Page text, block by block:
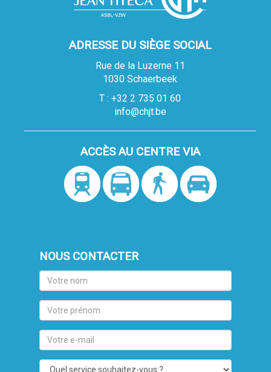
ADRESSE DU SIÈGE SOCIAL
Rue de la Luzerne 11
1030 Schaerbeek
T : +32 2 735 01 60
info@chjt.be
ACCÈS AU CENTRE VIA
NOUS CONTACTER
Votre
nom
Votre
prénom
Votre
e-
mail
Quel